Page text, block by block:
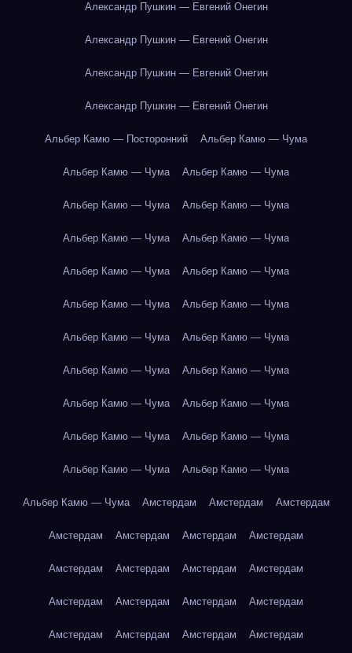
Александр Пушкин — Евгений Онегин
Александр Пушкин — Евгений Онегин
Александр Пушкин — Евгений Онегин
Александр Пушкин — Евгений Онегин
Альбер Камю — Посторонний Альбер Камю — Чума
Альбер Камю — Чума Альбер Камю — Чума
Альбер Камю — Чума Альбер Камю — Чума
Альбер Камю — Чума Альбер Камю — Чума
Альбер Камю — Чума Альбер Камю — Чума
Альбер Камю — Чума Альбер Камю — Чума
Альбер Камю — Чума Альбер Камю — Чума
Альбер Камю — Чума Альбер Камю — Чума
Альбер Камю — Чума Альбер Камю — Чума
Альбер Камю — Чума Альбер Камю — Чума
Альбер Камю — Чума Альбер Камю — Чума
Альбер Камю — Чума Амстердам Амстердам Амстердам
Амстердам Амстердам Амстердам Амстердам
Амстердам Амстердам Амстердам Амстердам
Амстердам Амстердам Амстердам Амстердам
Амстердам Амстердам Амстердам Амстердам